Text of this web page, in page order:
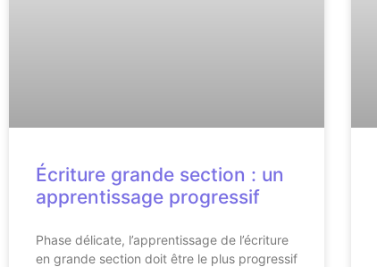
Écriture grande section : un
apprentissage progressif
Phase délicate, l’apprentissage de l’écriture
en grande section doit être le plus progressif